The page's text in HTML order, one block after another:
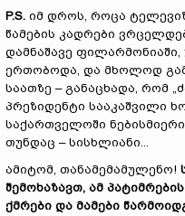
P.S. იმ დროს, როცა
წამების კადრები
დამნაშავე ფილარმონიაში,
ერთობოდა, და მხოლოდ
საათზე – განაცხადა, რომ
პრეზიდენტი სააკაშვილი
საქართველოში
თუნდაც – სისხლიანი...
ამიტომ, თანამემამულენო!
შემოხაზავთ, ამ
ქმრები და მამები